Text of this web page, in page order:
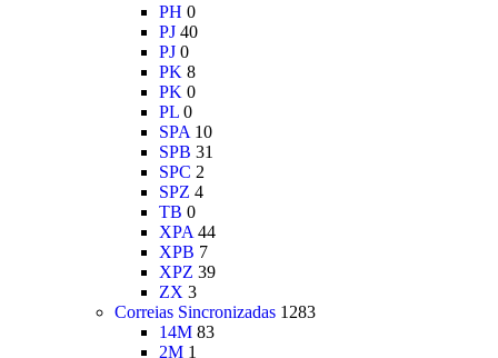
PH 0
PJ 40
PJ 0
PK 8
PK 0
PL 0
SPA 10
SPB 31
SPC 2
SPZ 4
TB 0
XPA 44
XPB 7
XPZ 39
ZX 3
Correias Sincronizadas 1283
14M 83
2M 1